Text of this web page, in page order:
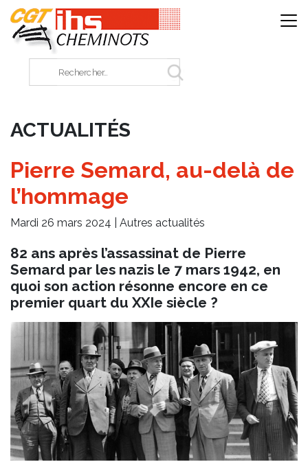
ACTUALITÉS
Pierre Semard, au-delà de
l’hommage
Mardi 26 mars 2024 | Autres actualités
82 ans après l’assassinat de Pierre
Semard par les nazis le 7 mars 1942, en
quoi son action résonne encore en ce
premier quart du XXIe siècle ?
Panneau de gestion des cookies